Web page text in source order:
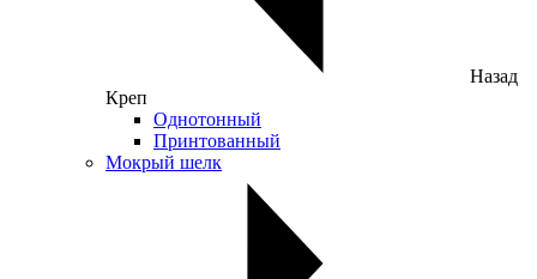
Назад
Креп
Однотонный
Принтованный
Мокрый шелк